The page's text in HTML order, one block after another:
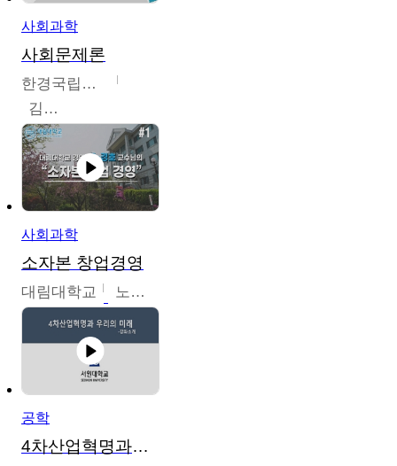
사회과학
사회문제론
한경국립대학교
김구민
사회과학
소자본 창업경영
대림대학교 노경호
공학
4차산업혁명과우리의미래